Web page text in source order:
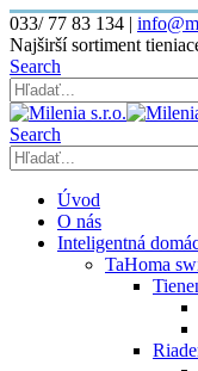
033/ 77 83 134 |
Najširší sortiment
Search
Search
Úvod
O nás
Inteligentná
TaHoma